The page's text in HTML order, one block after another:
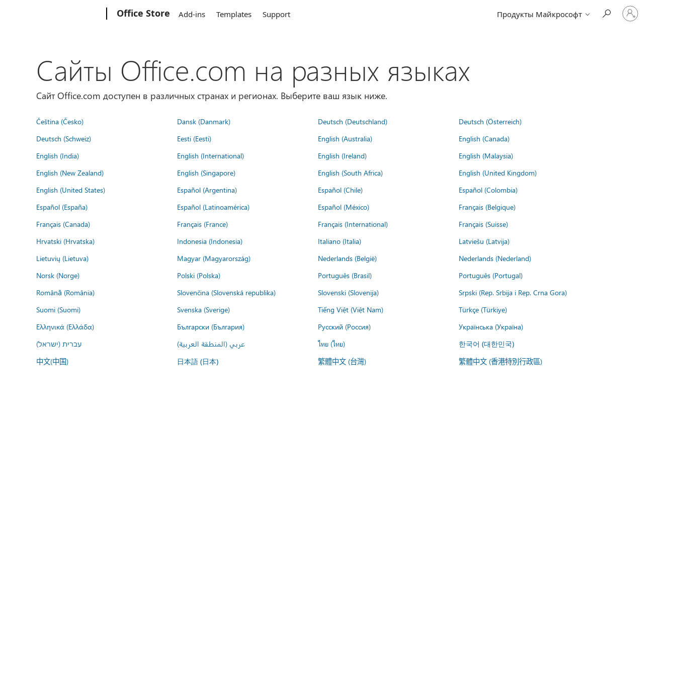
Office Store Add-ins Templates Support Продукты Майкрософт
Войдите
учетную
Сайты Office.com на разных языках
Сайт Office.com доступен в различных странах и регионах. Выберите ваш язык ниже.
Čeština (Česko) Dansk (Danmark) Deutsch (Deutschland)
Deutsch (Österreich)
Deutsch (Schweiz)
Eesti (Eesti) English (Australia)
English (Canada)
English (India)
English (International) English (Ireland)
English (Malaysia)
English (New Zealand)
English (Singapore) English (South Africa)
English (United Kingdom)
English (United States)
Español (Argentina) Español (Chile)
Español (Colombia)
Español (España)
Español (Latinoamérica) Español (México)
Français (Belgique)
Français (Canada)
Français (France) Français (International)
Français (Suisse)
Hrvatski (Hrvatska)
Indonesia (Indonesia) Italiano (Italia)
Latviešu (Latvija)
Lietuvių (Lietuva)
Magyar (Magyarország) Nederlands (België)
Nederlands (Nederland)
Norsk (Norge)
Polski (Polska) Português (Brasil)
Português (Portugal)
Română (România)
Slovenčina (Slovenská republika) Slovenski (Slovenija)
Srpski (Rep. Srbija i Rep. Crna Gora)
Suomi (Suomi)
Svenska (Sverige) Tiếng Việt (Việt Nam)
Türkçe (Türkiye)
Ελληνικά (Ελλάδα)
Български (България) Русский (Россия)
Українська (Україна)
עברית (ישראל)
عربي (المنطقة العربية) ไทย (ไทย) 한국어 (대한민국)
中文(中国) 日本語 (日本) 繁體中文 (台灣) 繁體中文 (香港特別行政區)